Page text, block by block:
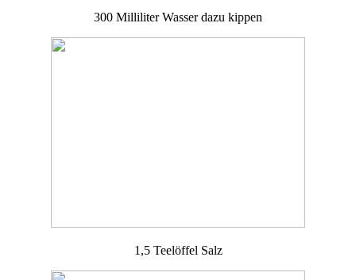
300 Milliliter Wasser dazu kippen
1,5 Teelöffel Salz